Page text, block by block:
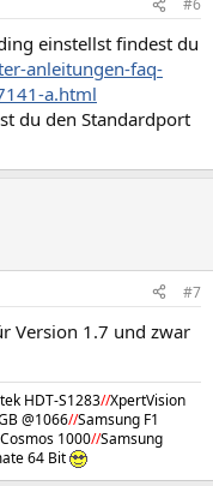
#6
einstellst findest du
anleitungen-faq-
a.html
du den Standardport
#7
Version 1.7 und zwar
HDT-S1283//XpertVision
@1066//Samsung F1
1000//Samsung
64 Bit